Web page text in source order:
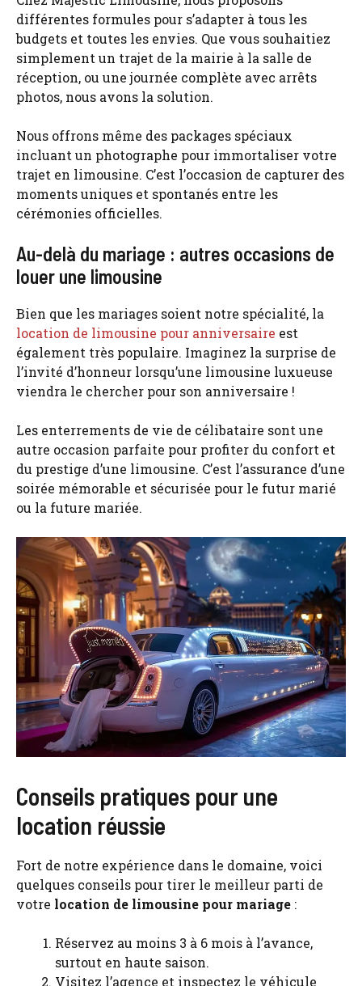
différentes formules pour s’adapter à tous les
budgets et toutes les envies. Que vous souhaitiez
simplement un trajet de la mairie à la salle de
réception, ou une journée complète avec arrêts
photos, nous avons la solution.
Nous offrons même des packages spéciaux
incluant un photographe pour immortaliser votre
trajet en limousine. C’est l’occasion de capturer des
moments uniques et spontanés entre les
cérémonies officielles.
Au-delà du mariage : autres occasions de
louer une limousine
Bien que les mariages soient notre spécialité, la
location de limousine pour anniversaire est
également très populaire. Imaginez la surprise de
l’invité d’honneur lorsqu’une limousine luxueuse
viendra le chercher pour son anniversaire !
Les enterrements de vie de célibataire sont une
autre occasion parfaite pour profiter du confort et
du prestige d’une limousine. C’est l’assurance d’une
soirée mémorable et sécurisée pour le futur marié
ou la future mariée.
Conseils pratiques pour une
location réussie
Fort de notre expérience dans le domaine, voici
quelques conseils pour tirer le meilleur parti de
votre location de limousine pour mariage :
Réservez au moins 3 à 6 mois à l’avance,
surtout en haute saison.
Visitez l’agence et inspectez le véhicule